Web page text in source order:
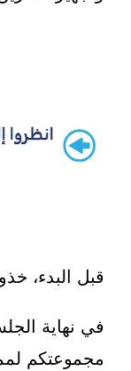
قبل البدء،
في نهاية
مجموعتكم